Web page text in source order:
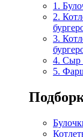
1.
2.
3.
4. Сыр
5.